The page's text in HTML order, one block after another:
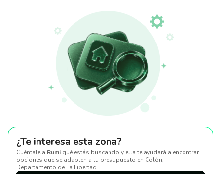
¿Te interesa esta zona?
Cuéntale a Rumi qué estás buscando y ella te ayudará a encontrar
opciones que se adapten a tu presupuesto en Colón,
Departamento de La Libertad.